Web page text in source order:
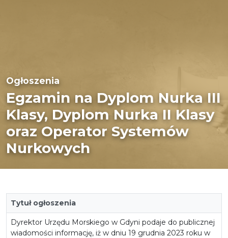
Ogłoszenia
Egzamin na Dyplom Nurka III
Klasy, Dyplom Nurka II Klasy
oraz Operator Systemów
Nurkowych
Tytuł ogłoszenia
Dyrektor Urzędu Morskiego w Gdyni podaje do publicznej
wiadomości informację, iż w dniu 19 grudnia 2023 roku w